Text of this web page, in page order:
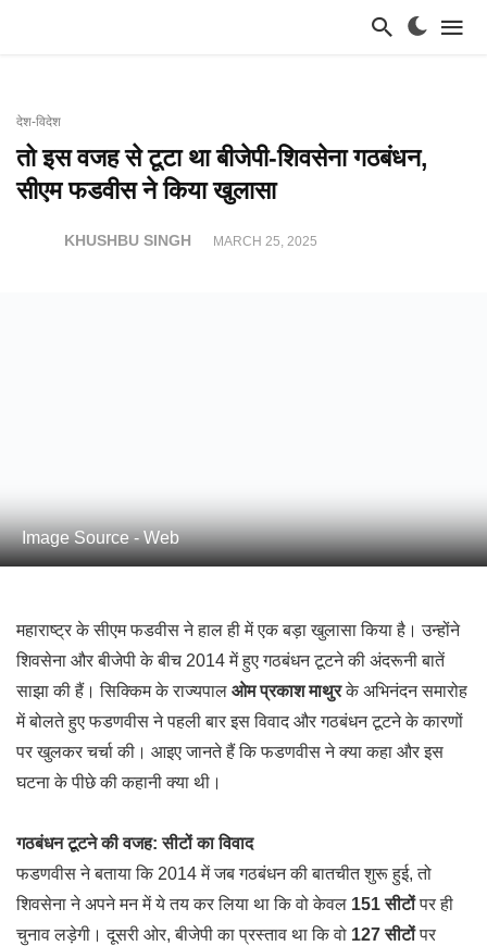
देश-विदेश
तो इस वजह से टूटा था बीजेपी-शिवसेना गठबंधन,
सीएम फडवीस ने किया खुलासा
KHUSHBU SINGH MARCH 25, 2025
Image Source - Web
महाराष्ट्र के सीएम फडवीस ने हाल ही में एक बड़ा खुलासा किया है। उन्होंने
शिवसेना और बीजेपी के बीच 2014 में हुए गठबंधन टूटने की अंदरूनी बातें
साझा की हैं। सिक्किम के राज्यपाल ओम प्रकाश माथुरके अभिनंदन समारोह
में बोलते हुए फडणवीस ने पहली बार इस विवाद और गठबंधन टूटने के कारणों
पर खुलकर चर्चा की। आइए जानते हैं कि फडणवीस ने क्या कहा और इस
घटना के पीछे की कहानी क्या थी।
गठबंधन टूटने की वजह: सीटों का विवाद
फडणवीस ने बताया कि 2014 में जब गठबंधन की बातचीत शुरू हुई, तो
शिवसेना ने अपने मन में ये तय कर लिया था कि वो केवल 151 सीटोंपर ही
चुनाव लड़ेगी। दूसरी ओर, बीजेपी का प्रस्ताव था कि वो 127 सीटोंपर